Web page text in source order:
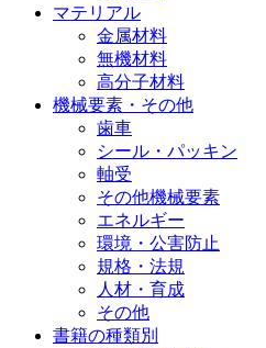
マテリアル
金属材料
無機材料
高分子材料
機械要素・その他
歯車
シール・パッキン
軸受
その他機械要素
エネルギー
環境・公害防止
規格・法規
人材・育成
その他
書籍の種類別